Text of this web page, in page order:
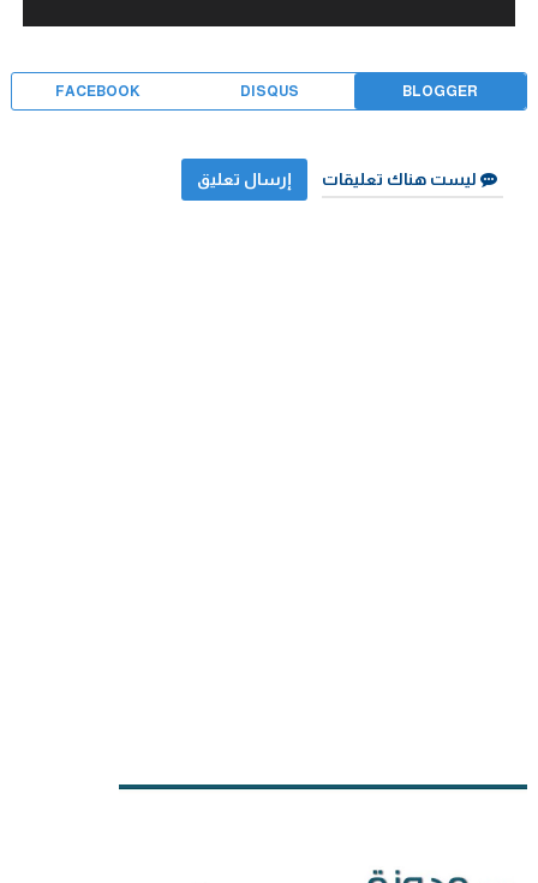
BLOGGER
DISQUS
FACEBOOK
ليست هناك تعليقات إرسال تعليق